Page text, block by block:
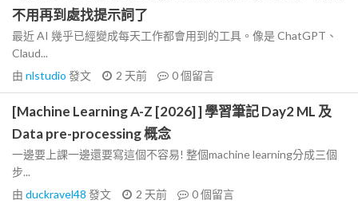
不用再到處找提示詞了
最近 AI 幾乎已經變成每天工作都會用到的工具。像是 ChatGPT、
Claud...
由 nlstudio 發文 2 天前 0個留言
[Machine Learning A-Z [2026] ] 學習筆記 Day2 ML 及
Data pre-processing 概念
一邊要上課一邊還要寫這個不容易! 整個machine learning分成三個
步...
由 duckravel48 發文 2 天前 0個留言